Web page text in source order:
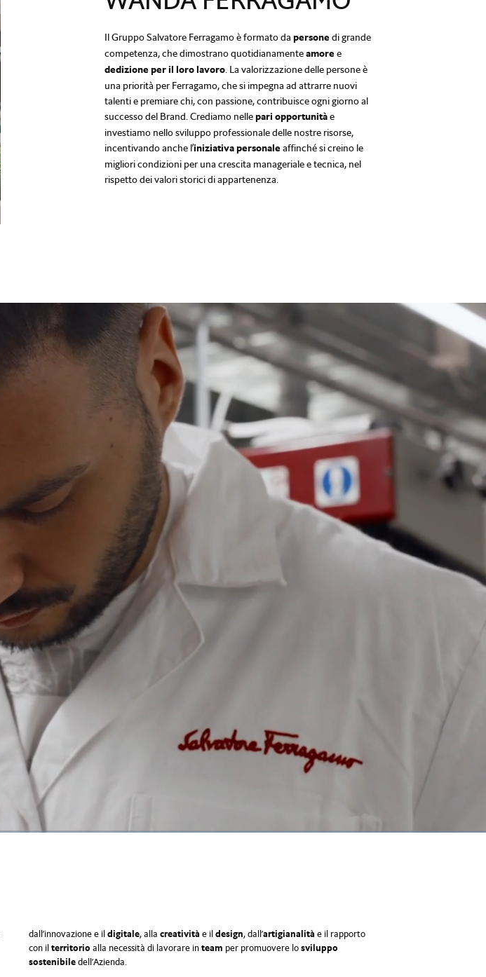
Il Gruppo Salvatore Ferragamo è formato da persone di grande
competenza, che dimostrano quotidianamenteamore e
dedizione per il loro lavoro. La valorizzazione delle persone è
una priorità per Ferragamo, che si impegna ad attrarre nuovi
talenti e premiare chi, con passione, contribuisce ogni giorno al
successo del Brand. Crediamo nellepari opportunitàe
investiamo nello sviluppo professionale delle nostre risorse,
incentivando anche l’iniziativa personale affinché si creino le
migliori condizioni per una crescita manageriale e tecnica, nel
rispetto dei valori storici di appartenenza.
dall’innovazione e ildigitale, allacreativitàe ildesign, dall’artigianalità e il rapporto
con ilterritorio alla necessità di lavorare inteam per promuovere losviluppo
sostenibiledell’Azienda.